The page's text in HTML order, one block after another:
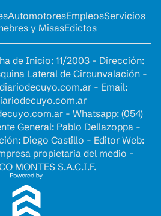
AutomotoresEmpleosServicios
y MisasEdictos
de Inicio: 11/2003 - Dirección:
Lateral de Circunvalación -
- Email:
- Whatsapp: (054)
General: Pablo Dellazoppa -
Diego Castillo - Editor Web:
propietaria del medio -
MONTES S.A.C.I.F.